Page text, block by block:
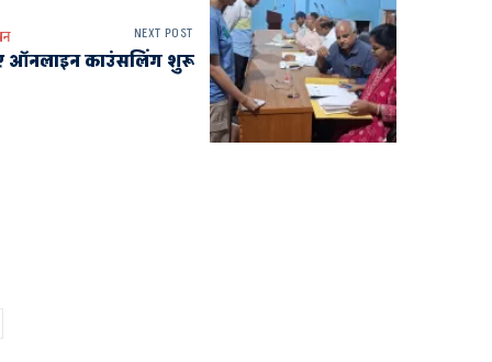
NEXT POST
ऑनलाइन काउंसलिंग शुरू